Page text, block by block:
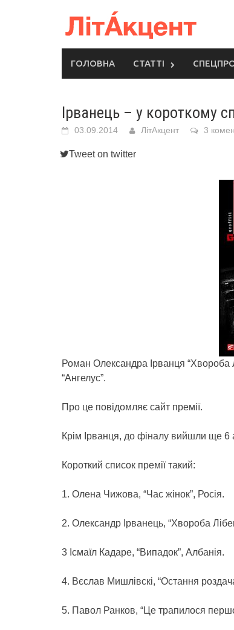
ГОЛОВНА СТАТТІ
Ірванець – у короткому
03.09.2014 ЛітАкцент 3
Tweet on twitter
Роман Олександра Ірванця “Хвороба
“Ангелус”.
Про це повідомляє сайт премії.
Крім Ірванця, до фіналу вийшли ще 6
Короткий список премії такий:
1. Олена Чижова, “Час жінок”, Росія.
2. Олександр Ірванець, “Хвороба
3 Ісмаїл Кадаре, “Випадок”, Албанія.
4. Вєслав Мишлівскі, “Остання
5. Павол Ранков, “Це трапилося